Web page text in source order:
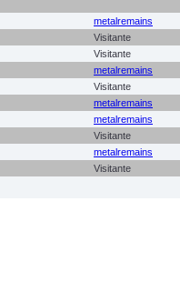
metalremains
Visitante
Visitante
metalremains
Visitante
metalremains
metalremains
Visitante
metalremains
Visitante